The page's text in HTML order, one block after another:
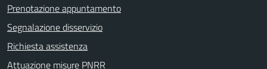
Prenotazione appuntamento
Segnalazione disservizio
Richiesta assistenza
Attuazione misure PNRR